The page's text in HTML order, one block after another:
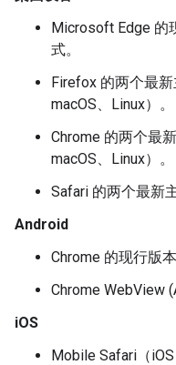
Microsoft Edge 的
式。
Firefox 的两个最新
macOS、Linux）。
Chrome 的两个最
macOS、Linux）。
Safari 的两个最新
Android
Chrome 的现行版
Chrome WebView
iOS
Mobile Safari（